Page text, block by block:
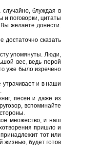
блуждая в
и поговорки, цитаты
желаете донести.
достаточно сказать
упомянуты. Люди,
вес, ведь порой
уже было изречено
утрачивает и в наши
песен и даже из
вспоминайте
множество, и наш
пришло и
тот или
жизнью, будет готов